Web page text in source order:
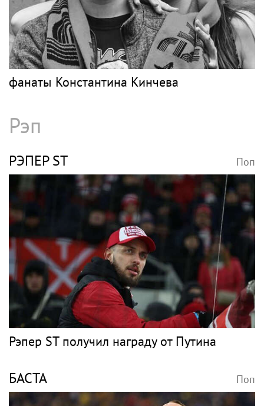
фанаты Константина Кинчева
Рэп
РЭПЕР ST Поп
Рэпер ST получил награду от Путина
БАСТА Поп